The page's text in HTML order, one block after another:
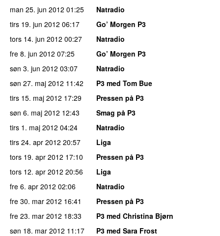
man 25. jun 2012 01:25
Natradio
tirs 19. jun 2012 06:17
Go’ Morgen P3
tors 14. jun 2012 00:27
Natradio
fre 8. jun 2012 07:25
Go’ Morgen P3
søn 3. jun 2012 03:07
Natradio
søn 27. maj 2012 11:42
P3 med Tom Bue
tirs 15. maj 2012 17:29
Pressen på P3
søn 6. maj 2012 12:43
Smag på P3
tirs 1. maj 2012 04:24
Natradio
tirs 24. apr 2012 20:57
Liga
tors 19. apr 2012 17:10
Pressen på P3
tors 12. apr 2012 20:56
Liga
fre 6. apr 2012 02:06
Natradio
fre 30. mar 2012 16:41
Pressen på P3
fre 23. mar 2012 18:33
P3 med Christina Bjørn
søn 18. mar 2012 11:17
P3 med Sara Frost